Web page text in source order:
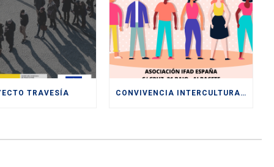
TRAVESÍA CONVIVENCIA INTERCULTURAL PARA LA SENSIBILIZACIÓN HACIA UNA SOCIEDAD PLURAL Y DIVERSA ENTRE LOS Y LAS JÓVENES